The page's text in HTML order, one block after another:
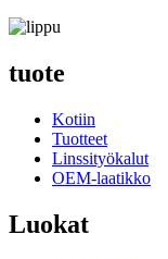
tuote
Kotiin
Tuotteet
Linssityökalut
OEM-laatikko
Luokat